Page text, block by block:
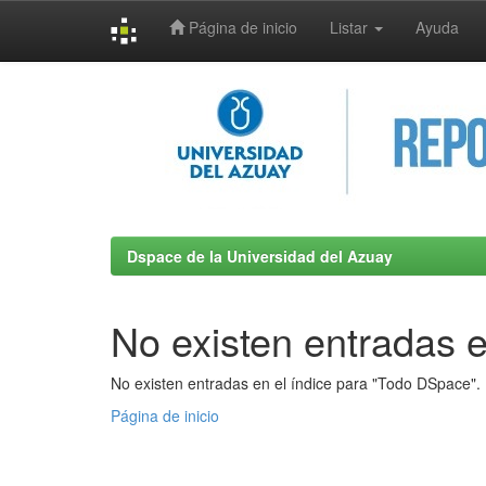
Página de inicio Listar Ayuda
Dspace de la Universidad del Azuay
No existen entradas
No existen entradas en el índice para "Todo DSpace".
Página de inicio